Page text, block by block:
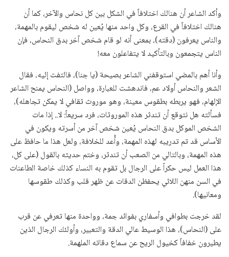
وأكد الشاعر أن هنالك اختلافاً في الشكل بين كل نحاس والآخر، كما أن
هنالك اختلافاً في القرع، وكل واحد منها يُعين له شخص ليقوم بالمهمة،
والناس يعرفون (دقته)، بمعنى أنه لو قام شخص آخر بدق النحاس، فإن
الناس يتجمعون وبالتأكيد لا يتفاعلون معه!
وأنا أهم بالمضي استوقفني الشاعر بصيحة (يا جنا)، فالتفت إليه، فقال
الشعر والنحاس أولاد عم، فاندهشت للعبارة، وواصل (النحاس يمنح الشاعر
الإلهام، فهو يربطه بطقوس معينة، وهو موروث ثقافي لا يمكن تجاهله)،
فسألته هل نتوقع أن تندثر هذه الموروثات، فرد سريعاً: لا.. إذا مات
الشخص الموكل بدق النحاس يُعين شخص آخر من أسرته ويكون في
الأساس قد تم تدريبه لهذه المهمة، وأُعد للخلافة، ولعل هذا ما حافظ على
هذه المهمة، وبالتالي من الصعب أن تندثر، وختم حديثه بالقول (على كل،
هذا العمل ليس حكراً على الرجال بل تقوم به النساء كذلك خاصة الطاعنات
في السن منهن اللائي يحفظن الدقات عن ظهر قلب وكذلك طقوسها
ومعانيها).
لقد خرجت بطوافي وأسفاري بفوائد جمة، وواحدة منها تعرفي عن قرب
على (النحاس)، هذا الوسيط عالي الدقة والتعبير، وأولئك الرجال الذين
يطيرون خفافاً كخيول الريح عن سماع دقاته الملهمة.